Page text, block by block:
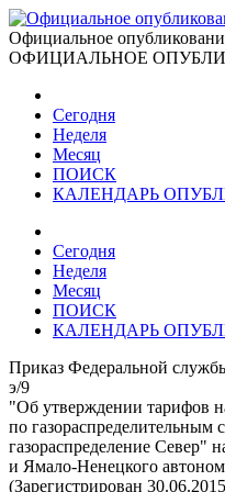
Официальное
ОФИЦИАЛЬНОЕ
Сегодня
Неделя
Месяц
ПОИСК
КАЛЕНДАРЬ
Сегодня
Неделя
Месяц
ПОИСК
КАЛЕНДАРЬ
Приказ Федеральной
э/9
"Об утверждении тарифов
по
газораспределение Север"
и Ямало-Ненецкого
(Зарегистрирован